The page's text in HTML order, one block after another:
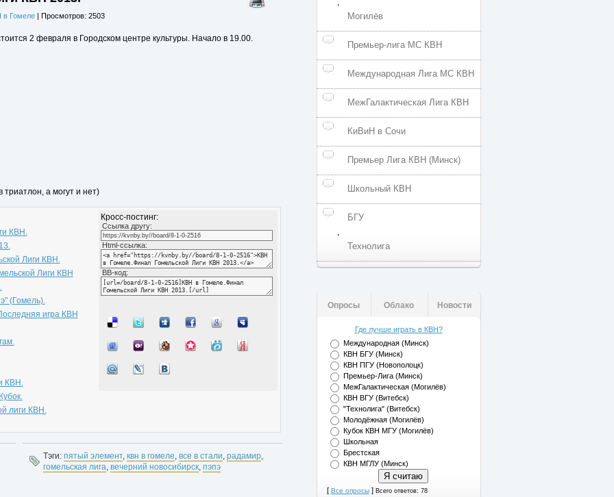
в Гомеле| Просмотров: 2503
2 февраля в Городском центре культуры. Начало в 19.00.
а могут и нет)
КВН.
Лиги КВН.
Лиги КВН
(Гомель).
игра КВН
КВН.
лиги КВН.
Кросс-постинг:
Cсылка другу:
Html-ссылка:
BB-код:
Тэги: пятый элемент, квн в гомеле, все в стали, радамир,
гомельская лига, вечерний новосибирск, пэпэ
Могилёв
Премьер-лига МС КВН
Международная Лига МС КВН
МежГалактическая Лига КВН
КиВиН в Сочи
Премьер Лига КВН (Минск)
Школьный КВН
БГУ
,
Технолига
Опросы Облако Новости
Где лучше играть в КВН?
Международная (Минск)
КВН БГУ (Минск)
КВН ПГУ (Новополоцк)
Премьер-Лига (Минск)
МежГалактическая (Могилёв)
КВН ВГУ (Витебск)
"Технолига" (Витебск)
Молодёжная (Могилёв)
Кубок КВН МГУ (Могилёв)
Школьная
Брестская
КВН МГЛУ (Минск)
[ Все опросы] Всего ответов: 78